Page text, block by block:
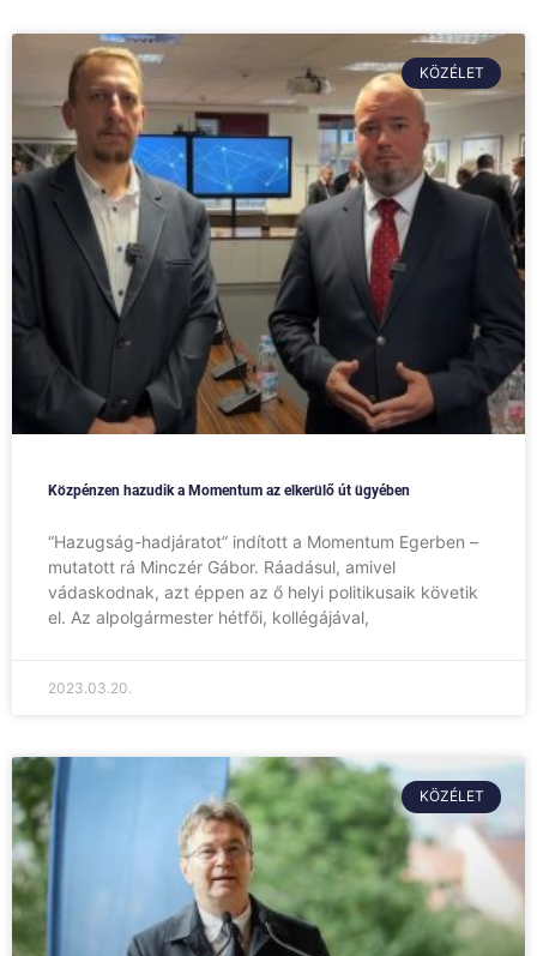
KÖZÉLET
Közpénzen hazudik a Momentum az elkerülő út ügyében
“Hazugság-hadjáratot” indított a Momentum Egerben –
mutatott rá Minczér Gábor. Ráadásul, amivel
vádaskodnak, azt éppen az ő helyi politikusaik követik
el. Az alpolgármester hétfői, kollégájával,
2023.03.20.
KÖZÉLET